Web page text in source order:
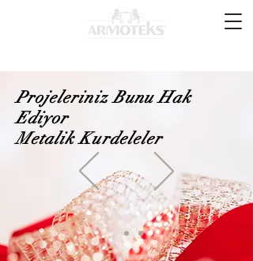
Projeleriniz Bunu Hak
Ediyor
Metalik Kurdeleler